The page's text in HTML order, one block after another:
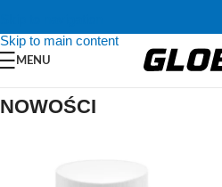
Skip to main content
MENU
NOWOŚCI